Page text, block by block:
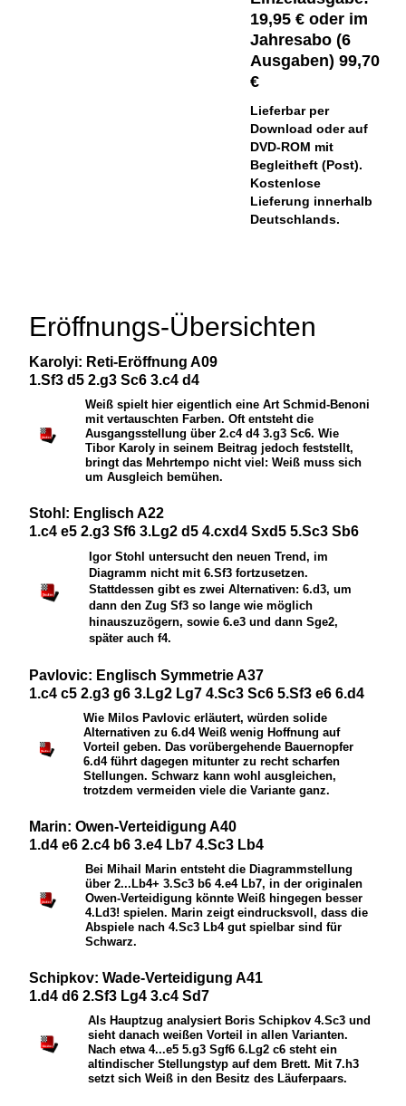
19,95 € oder im
Jahresabo (6
Ausgaben) 99,70
€
Lieferbar per
Download oder auf
DVD-ROM mit
Begleitheft (Post).
Kostenlose
Lieferung innerhalb
Deutschlands.
Eröffnungs-Übersichten
Karolyi: Reti-Eröffnung A09
1.Sf3 d5 2.g3 Sc6 3.c4 d4
Weiß spielt hier eigentlich eine Art Schmid-Benoni
mit vertauschten Farben. Oft entsteht die
Ausgangsstellung über 2.c4 d4 3.g3 Sc6. Wie
Tibor Karoly in seinem Beitrag jedoch feststellt,
bringt das Mehrtempo nicht viel: Weiß muss sich
um Ausgleich bemühen.
Stohl: Englisch A22
1.c4 e5 2.g3 Sf6 3.Lg2 d5 4.cxd4 Sxd5 5.Sc3 Sb6
Igor Stohl untersucht den neuen Trend, im
Diagramm nicht mit 6.Sf3 fortzusetzen.
Stattdessen gibt es zwei Alternativen: 6.d3, um
dann den Zug Sf3 so lange wie möglich
hinauszuzögern, sowie 6.e3 und dann Sge2,
später auch f4.
Pavlovic: Englisch Symmetrie A37
1.c4 c5 2.g3 g6 3.Lg2 Lg7 4.Sc3 Sc6 5.Sf3 e6 6.d4
Wie Milos Pavlovic erläutert, würden solide
Alternativen zu 6.d4 Weiß wenig Hoffnung auf
Vorteil geben. Das vorübergehende Bauernopfer
6.d4 führt dagegen mitunter zu recht scharfen
Stellungen. Schwarz kann wohl ausgleichen,
trotzdem vermeiden viele die Variante ganz.
Marin: Owen-Verteidigung A40
1.d4 e6 2.c4 b6 3.e4 Lb7 4.Sc3 Lb4
Bei Mihail Marin entsteht die Diagrammstellung
über 2... Lb4+ 3.Sc3 b6 4.e4 Lb7, in der originalen
Owen-Verteidigung könnte Weiß hingegen besser
4. Ld3! spielen. Marin zeigt eindrucksvoll, dass die
Abspiele nach 4.Sc3 Lb4 gut spielbar sind für
Schwarz.
Schipkov: Wade-Verteidigung A41
1.d4 d6 2.Sf3 Lg4 3.c4 Sd7
Als Hauptzug analysiert Boris Schipkov 4.Sc3 und
sieht danach weißen Vorteil in allen Varianten.
Nach etwa 4...e5 5.g3 Sgf6 6. Lg2 c6 steht ein
altindischer Stellungstyp auf dem Brett. Mit 7.h3
setzt sich Weiß in den Besitz des Läuferpaars.